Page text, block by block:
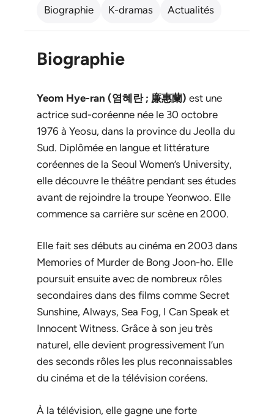
Biographie K-dramas Actualités
Biographie
Yeom Hye-ran (염혜란 ; 廉惠蘭) est une
actrice sud-coréenne née le 30 octobre
1976 à Yeosu, dans la province du Jeolla du
Sud. Diplômée en langue et littérature
coréennes de la Seoul Women’s University,
elle découvre le théâtre pendant ses études
avant de rejoindre la troupe Yeonwoo. Elle
commence sa carrière sur scène en 2000.
Elle fait ses débuts au cinéma en 2003 dans
Memories of Murder de Bong Joon-ho. Elle
poursuit ensuite avec de nombreux rôles
secondaires dans des films comme Secret
Sunshine, Always, Sea Fog, I Can Speak et
Innocent Witness. Grâce à son jeu très
naturel, elle devient progressivement l’un
des seconds rôles les plus reconnaissables
du cinéma et de la télévision coréens.
À la télévision, elle gagne une forte